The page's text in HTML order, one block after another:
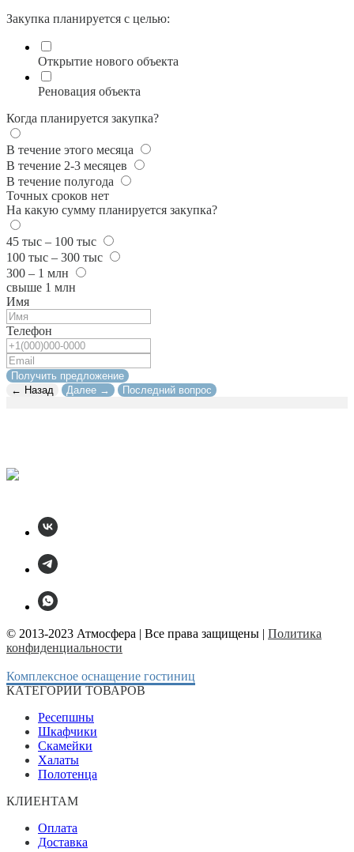
Закупка планируется с целью:
Открытие нового объекта
Реновация объекта
Когда планируется закупка?
В течение этого месяца
В течение 2-3 месяцев
В течение полугода
Точных сроков нет
На какую сумму планируется закупка?
45 тыс – 100 тыс
100 тыс – 300 тыс
300 – 1 млн
свыше 1 млн
Имя
Телефон
Получить предложение
← Назад
Далее → Последний вопрос
© 2013-2023 Атмосфера | Все права защищены | Политика
конфиденциальности
Комплексное оснащение гостиниц
КАТЕГОРИИ ТОВАРОВ
Ресепшны
Шкафчики
Скамейки
Халаты
Полотенца
КЛИЕНТАМ
Оплата
Доставка